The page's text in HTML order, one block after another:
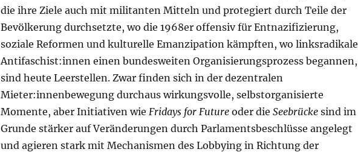
die ihre Ziele auch mit militanten Mitteln und protegiert durch Teile der
Bevölkerung durchsetzte, wo die 1968er offensiv für Entnazifizierung,
soziale Reformen und kulturelle Emanzipation kämpften, wo linksradikale
Antifaschist:innen einen bundesweiten Organisierungsprozess begannen,
sind heute Leerstellen. Zwar finden sich in der dezentralen
Mieter:innenbewegung durchaus wirkungsvolle, selbstorganisierte
Momente, aber Initiativen wie Fridays for Futureoder die Seebrückesind im
Grunde stärker auf Veränderungen durch Parlamentsbeschlüsse angelegt
und agieren stark mit Mechanismen des Lobbying in Richtung der